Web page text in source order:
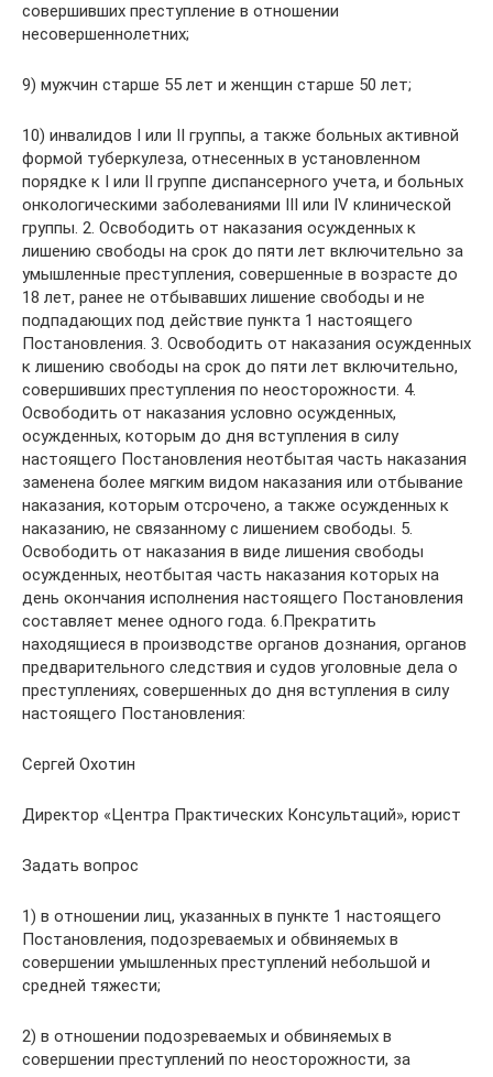
совершивших преступление в отношении
несовершеннолетних;
9) мужчин старше 55 лет и женщин старше 50 лет;
10) инвалидов I или II группы, а также больных активной
формой туберкулеза, отнесенных в установленном
порядке к I или II группе диспансерного учета, и больных
онкологическими заболеваниями III или IV клинической
группы. 2. Освободить от наказания осужденных к
лишению свободы на срок до пяти лет включительно за
умышленные преступления, совершенные в возрасте до
18 лет, ранее не отбывавших лишение свободы и не
подпадающих под действие пункта 1 настоящего
Постановления. 3. Освободить от наказания осужденных
к лишению свободы на срок до пяти лет включительно,
совершивших преступления по неосторожности. 4.
Освободить от наказания условно осужденных,
осужденных, которым до дня вступления в силу
настоящего Постановления неотбытая часть наказания
заменена более мягким видом наказания или отбывание
наказания, которым отсрочено, а также осужденных к
наказанию, не связанному с лишением свободы. 5.
Освободить от наказания в виде лишения свободы
осужденных, неотбытая часть наказания которых на
день окончания исполнения настоящего Постановления
составляет менее одного года. 6.Прекратить
находящиеся в производстве органов дознания, органов
предварительного следствия и судов уголовные дела о
преступлениях, совершенных до дня вступления в силу
настоящего Постановления:
Сергей Охотин
Директор «Центра Практических Консультаций», юрист
Задать вопрос
1) в отношении лиц, указанных в пункте 1 настоящего
Постановления, подозреваемых и обвиняемых в
совершении умышленных преступлений небольшой и
средней тяжести;
2) в отношении подозреваемых и обвиняемых в
совершении преступлений по неосторожности, за